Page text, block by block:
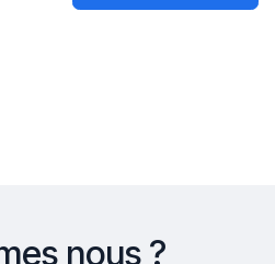
nous ?